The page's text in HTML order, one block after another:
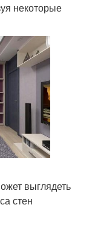
некоторые
выглядеть
стен